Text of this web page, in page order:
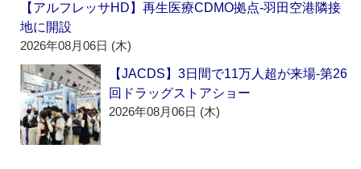
【アルフレッサHD】再生医療CDMO拠点‐羽田空港隣接
地に開設
2026年08月06日 (木)
【JACDS】3日間で11万人超が来場‐第26
回ドラッグストアショー
2026年08月06日 (木)